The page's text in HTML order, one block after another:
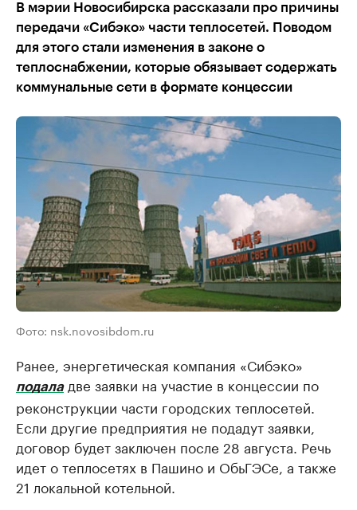
В мэрии Новосибирска рассказали про причины
передачи «Сибэко» части теплосетей. Поводом
для этого стали изменения в законе о
теплоснабжении, которые обязывает содержать
коммунальные сети в формате концессии
Фото: nsk.novosibdom.ru
Ранее, энергетическая компания «Сибэко»
подаладве заявки на участие в концессии по
реконструкции части городских теплосетей.
Если другие предприятия не подадут заявки,
договор будет заключен после 28 августа. Речь
идет о теплосетях в Пашино и ОбьГЭСе, а также
21 локальной котельной.